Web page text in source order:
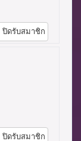
ปิดรับสมาชิก
ปิดรับสมาชิก